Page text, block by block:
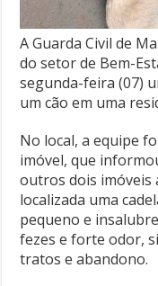
A Guarda Civil de
do setor de Bem-
segunda-feira (07)
um cão em uma
No local, a equipe
imóvel, que
outros dois imóveis
localizada uma
pequeno e
fezes e forte odor,
tratos e abandono.